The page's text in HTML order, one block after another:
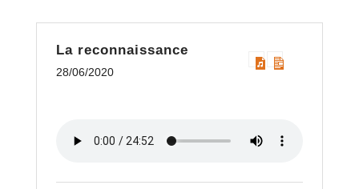
La reconnaissance
28/06/2020